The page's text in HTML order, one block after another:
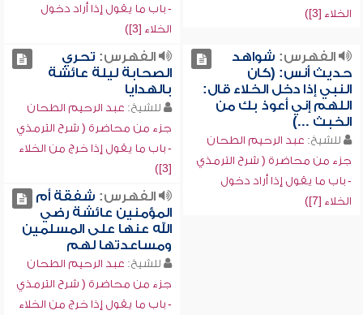
الخلاء [3])
- باب ما يقول إذا أراد دخول
الخلاء [3])
الفهرس: شواهد
حديث أنس: (كان
النبي إذا دخل الخلاء قال:
اللهم إني أعوذ بك من
الخبث ...)
للشيخ: عبد الرحيم الطحان
جزء من محاضرة ( شرح الترمذي
- باب ما يقول إذا أراد دخول
الخلاء [7])
الفهرس: تحري
الصحابة ليلة عائشة
بالهدايا
للشيخ: عبد الرحيم الطحان
جزء من محاضرة ( شرح الترمذي
- باب ما يقول إذا خرج من الخلاء
[3])
الفهرس: شفقة أم
المؤمنين عائشة رضي
الله عنها على المسلمين
ومساعدتها لهم
للشيخ: عبد الرحيم الطحان
جزء من محاضرة ( شرح الترمذي
- باب ما يقول إذا خرج من الخلاء